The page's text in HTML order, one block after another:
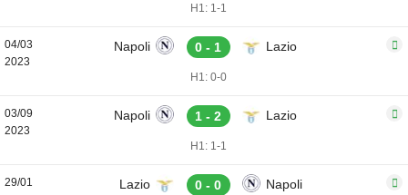
H1: 1-1
04/03
2023
Napoli 0 - 1 Lazio
H1: 0-0
03/09
2023
Napoli 1 - 2 Lazio
H1: 1-1
29/01
Lazio 0 - 0 Napoli